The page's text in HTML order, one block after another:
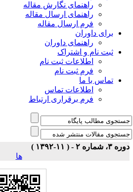
راهنمای نگارش مقاله
راهنمای ارسال مقاله
فرم ارسال مقاله
برای داوران
راهنمای داوران
ثبت نام و اشتراک
اطلاعات ثبت نام
فرم ثبت نام
تماس با ما
اطلاعات تماس
فرم برقراری ارتباط
شماره ۲ - ( ۱۱-۱۳۹۲ )
ها